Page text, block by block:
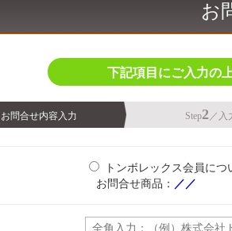
お
下記項目にご入力の
お問合せ内容入力 Step2 ／ 入
トンボレックス会員につ
お問合せ商品： ／／